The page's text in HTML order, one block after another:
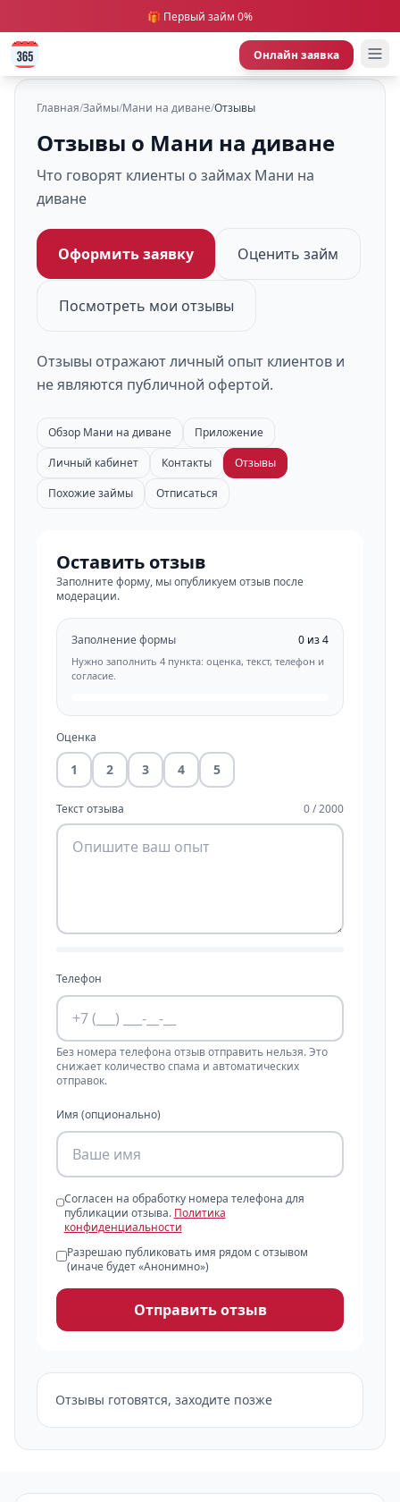
🎁 Первый займ 0%
Онлайн заявка
Главная/Займы/Мани на диване/Отзывы
Отзывы о Мани на диване
Что говорят клиенты о займах Мани на
диване
Оформить заявку Оценить займ
Посмотреть мои отзывы
Отзывы отражают личный опыт клиентов и
не являются публичной офертой.
Обзор Мани на диване
Приложение
Личный кабинет
Контакты
Отзывы
Похожие займы
Отписаться
Оставить отзыв
Заполните форму, мы опубликуем отзыв после
модерации.
Заполнение формы 0 из 4
Нужно заполнить 4 пункта: оценка, текст, телефон и
согласие.
Оценка
1 2 3 4 5
Текст отзыва 0 / 2000
Телефон
Без номера телефона отзыв отправить нельзя. Это
снижает количество спама и автоматических
отправок.
Имя (опционально)
Согласен на обработку номера телефона для
публикации отзыва. Политика
конфиденциальности
Разрешаю публиковать имя рядом с отзывом
(иначе будет «Анонимно»)
Отправить отзыв
Отзывы готовятся, заходите позже